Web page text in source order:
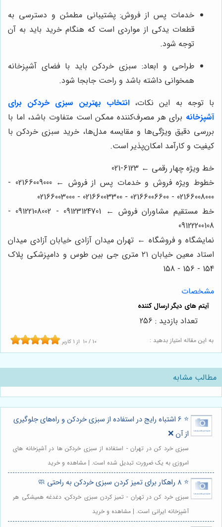
خدمات پس از فروش: پشتیبانی مطمئن و دسترسی به
قطعات یدکی از مواردی است که هنگام خرید باید به آن
توجه شود.
طراحی و ابعاد: سبزی خردکن باید با فضای آشپزخانه
همخوانی داشته باشد و راحت جابجا شود.
با توجه به این نکات،انتخاب بهترین سبزی خردکن برای
آشپزخانه برای هر مصرف‌کننده ممکن است متفاوت باشد، اما با
بررسی دقیق ویژگی‌ها و مقایسه مدل‌ها، خرید سبزی خردکن با
کیفیت و کارآمد امکان‌پذیر است.
خط ویژه چهار رقمی ← 6123-021
خطوط ویژه فروش و خدمات پس از فروش ← 02166009000 -
02166008000 - 02166006600 - 02166003300 - 02166003000
خط مستقیم مشاوران فروش ← 09123124701 - 09122108002 -
09122200108
نمایشگاه و فروشگاه ← تهران میدان آزادی خیابان آزادی میدان
استاد معین خیابان ۲۱ متری جی بین طوس و دامپزشکی پلاک
154 - 156 - 158
مشخصات
به این مقاله امتیاز بدهید : 10 / 10 از1 کاربر
تعداد بازدید : 256
مطالب مشابه
⭐️ 6 اشتباه رایج در استفاده از سبزی خردکن و راه‌های جلوگیری
از آن ❌
سبزی خرد کن در تهران - استفاده از سبزی خردکن ها در آشپزخانه های
امروزی به یک ضرورت تبدیل شده است. | مشاهده و خرید
⭐️ 8 راهکار برای تمیز کردن سبزی خردکن به راحتی 🧼
سبزی خرد کن در تهران - تمیز کردن سبزی خردکن، دغدغه همیشگی هر
آشپزخانه ایرانی است. | مشاهده و خرید